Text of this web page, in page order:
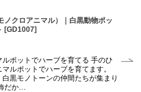
込む
クロアニマル）｜白黒動物ポッ
[GD1007]
ポットでハーブを育てる 手のひ
ルポットでハーブを育てます。
黒モノトーンの仲間たちが集まり
だか…